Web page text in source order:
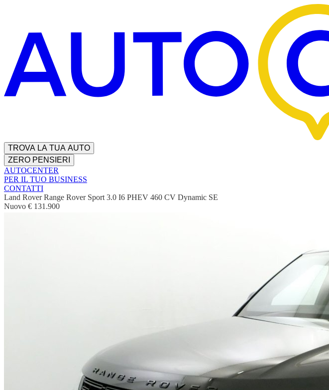
TROVA LA TUA AUTO
ZERO PENSIERI
AUTOCENTER
PER IL TUO BUSINESS
CONTATTI
Land Rover Range Rover Sport 3.0 I6 PHEV 460 CV Dynamic SE
Nuovo € 131.900